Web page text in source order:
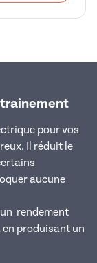
pour vos
Il réduit le
aucune
rendement
produisant un